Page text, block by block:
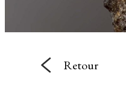
Retour